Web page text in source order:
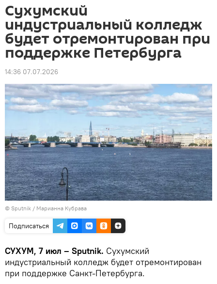
Сухумский
индустриальный колледж
будет отремонтирован при
поддержке Петербурга
14:36 07.07.2026
© Sputnik / Марианна Кубрава
Подписаться
СУХУМ, 7 июл – Sputnik. Сухумский
индустриальный колледж будет отремонтирован
при поддержке Санкт-Петербурга.